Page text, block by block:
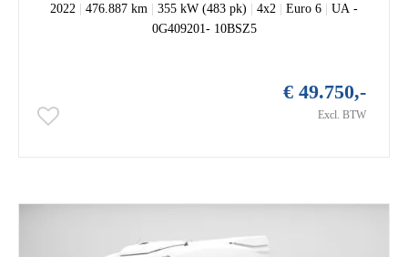
2022 | 476.887 km | 355 kW (483 pk) | 4x2 | Euro 6 | UA -
0G409201- 10BSZ5
€ 49.750,-
Excl. BTW